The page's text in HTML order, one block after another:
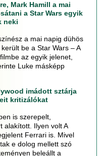
Mark Hamill a mai
a Star Wars egyik
neki
a mai napig dühös
be a Star Wars – A
az egyik jelenet,
Luke másképp
imádott sztárja
kritizálókat
is szerepelt,
alakított. Ilyen volt A
Ferrari is. Mivel
e dolog mellett szó
beleállt a